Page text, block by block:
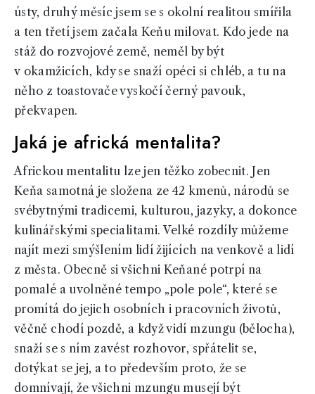
ústy, druhý měsíc jsem se s okolní realitou smířila
a ten třetí jsem začala Keňu milovat. Kdo jede na
stáž do rozvojové země, neměl by být
v okamžicích, kdy se snaží opéci si chléb, a tu na
něho z toastovače vyskočí černý pavouk,
překvapen.
Jaká je africká mentalita?
Africkou mentalitu lze jen těžko zobecnit. Jen
Keňa samotná je složena ze 42 kmenů, národů se
svébytnými tradicemi, kulturou, jazyky, a dokonce
kulinářskými specialitami. Velké rozdíly můžeme
najít mezi smýšlením lidí žijících na venkově a lidí
z města. Obecně si všichni Keňané potrpí na
pomalé a uvolněné tempo „pole pole“, které se
promítá do jejich osobních i pracovních životů,
věčně chodí pozdě, a když vidí mzungu (bělocha),
snaží se s ním zavést rozhovor, spřátelit se,
dotýkat se jej, a to především proto, že se
domnívají, že všichni mzungu musejí být